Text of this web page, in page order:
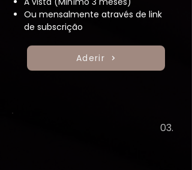
Ou mensalmente através de link
de subscrição
Aderir
03.